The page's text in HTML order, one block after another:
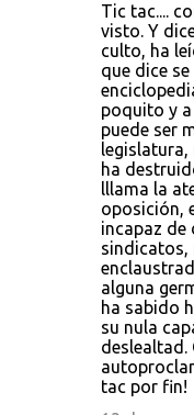
Tic tac....
visto. Y
culto, ha
que dice
poquito y a
puede ser
legislatura,
ha
lllama la
oposición,
incapaz de
sindicatos,
alguna
ha sabido
su nula
deslealtad.
tac por fin!